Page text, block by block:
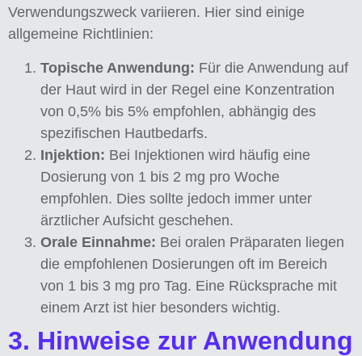
Verwendungszweck variieren. Hier sind einige
allgemeine Richtlinien:
Topische Anwendung: Für die Anwendung auf
der Haut wird in der Regel eine Konzentration
von 0,5% bis 5% empfohlen, abhängig des
spezifischen Hautbedarfs.
Injektion: Bei Injektionen wird häufig eine
Dosierung von 1 bis 2 mg pro Woche
empfohlen. Dies sollte jedoch immer unter
ärztlicher Aufsicht geschehen.
Orale Einnahme: Bei oralen Präparaten liegen
die empfohlenen Dosierungen oft im Bereich
von 1 bis 3 mg pro Tag. Eine Rücksprache mit
einem Arzt ist hier besonders wichtig.
3. Hinweise zur Anwendung